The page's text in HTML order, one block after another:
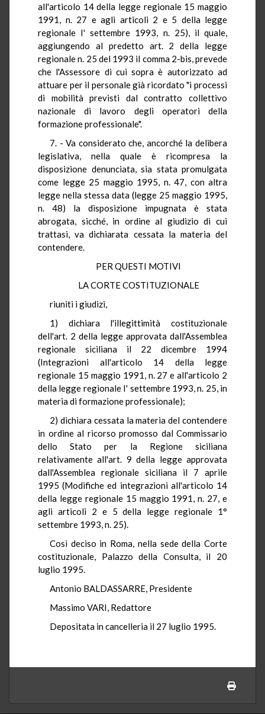
all'articolo 14 della legge regionale 15 maggio
1991, n. 27 e agli articoli 2 e 5 della legge
regionale I' settembre 1993, n. 25), il quale,
aggiungendo al predetto art. 2 della legge
regionale n. 25 del 1993 il comma 2-bis, prevede
che l'Assessore di cui sopra è autorizzato ad
attuare per il personale già ricordato "i processi
di mobilità previsti dal contratto collettivo
nazionale di lavoro degli operatori della
formazione professionale".
7. - Va considerato che, ancorché la delibera
legislativa, nella quale è ricompresa la
disposizione denunciata, sia stata promulgata
come legge 25 maggio 1995, n. 47, con altra
legge nella stessa data (legge 25 maggio 1995,
n. 48) la disposizione impugnata è stata
abrogata, sicché, in ordine al giudizio di cui
trattasi, va dichiarata cessata la materia del
contendere.
PER QUESTI MOTIVI
LA CORTE COSTITUZIONALE
riuniti i giudizi,
1) dichiara l'illegittimità costituzionale
dell'art. 2 della legge approvata dall'Assemblea
regionale siciliana il 22 dicembre 1994
(Integrazioni all'articolo 14 della legge
regionale 15 maggio 1991, n. 27 e all'articolo 2
della legge regionale I' settembre 1993, n. 25, in
materia di formazione professionale);
2) dichiara cessata la materia del contendere
in ordine al ricorso promosso dal Commissario
dello Stato per la Regione siciliana
relativamente all'art. 9 della legge approvata
dall'Assemblea regionale siciliana il 7 aprile
1995 (Modifiche ed integrazioni all'articolo 14
della legge regionale 15 maggio 1991, n. 27, e
agli articoli 2 e 5 della legge regionale 1°
settembre 1993, n. 25).
Così deciso in Roma, nella sede della Corte
costituzionale, Palazzo della Consulta, il 20
luglio 1995.
Antonio BALDASSARRE, Presidente
Massimo VARI, Redattore
Depositata in cancelleria il 27 luglio 1995.